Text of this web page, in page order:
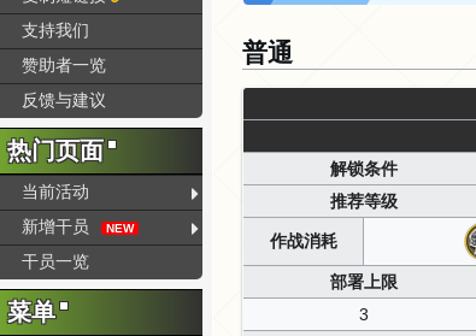
到
导
航
到
搜
索
普通
解锁条件
推荐等级
作战消耗
部署上限
3
支持我们
赞助者一览
反馈与建议
热门页面
当前活动
新增干员
NEW
干员一览
菜单